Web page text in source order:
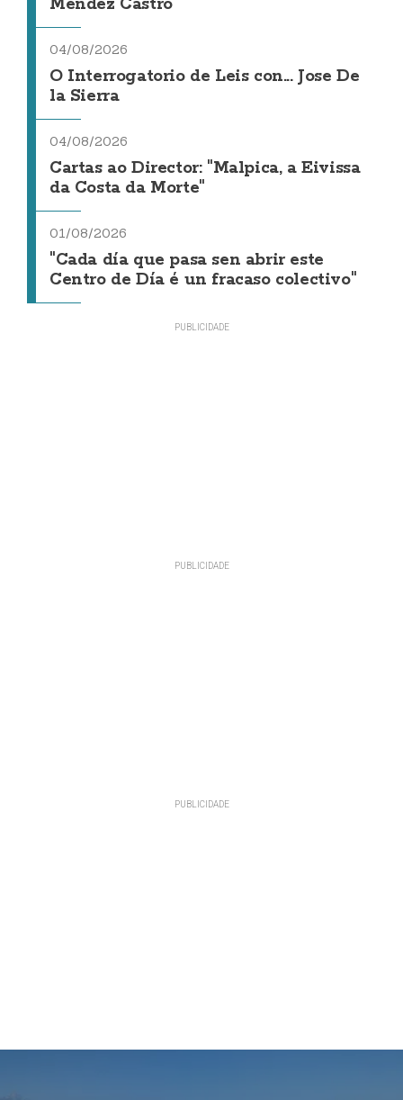
04/08/2026
O Interrogatorio de Leis con... Jose De
la Sierra
04/08/2026
Cartas ao Director: "Malpica, a Eivissa
da Costa da Morte"
01/08/2026
"Cada día que pasa sen abrir este
Centro de Día é un fracaso colectivo"